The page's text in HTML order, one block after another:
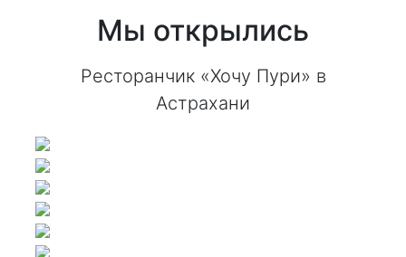
Мы открылись
Ресторанчик «Хочу Пури» в
Астрахани